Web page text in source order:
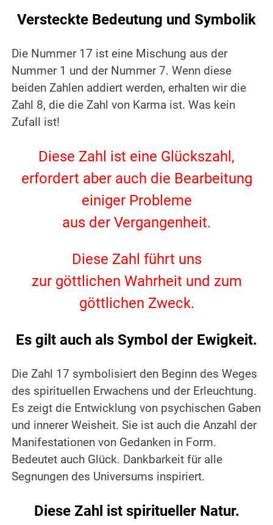
Versteckte Bedeutung und Symbolik
Die Nummer 17 ist eine Mischung aus der
Nummer 1 und der Nummer 7.Wenn diese
beiden Zahlen addiert werden, erhalten wir die
Zahl 8, die die Zahl von Karma ist.Was kein
Zufall ist!
Diese Zahl ist eine Glückszahl,
erfordert aber auch die Bearbeitung
einiger Probleme
aus der Vergangenheit.
Diese Zahl führt uns
zur göttlichen Wahrheit und zum
göttlichen Zweck.
Es gilt auch als Symbol der Ewigkeit.
Die Zahl 17 symbolisiert den Beginn des Weges
des spirituellen Erwachens und der Erleuchtung.
Es zeigt die Entwicklung von psychischen Gaben
und innerer Weisheit.Sie ist auch die Anzahl der
Manifestationen von Gedanken in Form.
Bedeutet auch Glück. Dankbarkeit für alle
Segnungen des Universums inspiriert.
Diese Zahl ist spiritueller Natur.